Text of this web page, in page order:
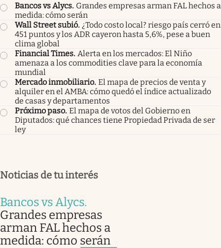
Bancos vs Alycs. Grandes empresas arman FAL hechos a
medida: cómo serán
Wall Street subió. ¿Todo costo local? riesgo país cerró en
451 puntos y los ADR cayeron hasta 5,6%, pese a buen
clima global
Financial Times. Alerta en los mercados: El Niño
amenaza a los commodities clave para la economía
mundial
Mercado inmobiliario. El mapa de precios de venta y
alquiler en el AMBA: cómo quedó el índice actualizado
de casas y departamentos
Próximo paso. El mapa de votos del Gobierno en
Diputados: qué chances tiene Propiedad Privada de ser
ley
Noticias de tu interés
Bancos vs Alycs.
Grandes empresas
arman FAL hechos a
medida: cómo serán